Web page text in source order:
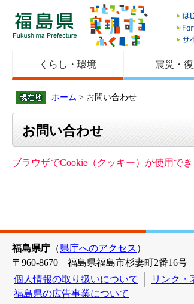
福島県
くらし・環境 震災・
ホーム > お問い合わせ
お問い合わせ
ブラウザでCookie（クッキー）が使用で
福島県庁 （県庁へのアクセス ）
〒960-8670 福島県福島市杉妻町2番16号
個人情報の取り扱いについて
リンク・
福島県の広告事業について